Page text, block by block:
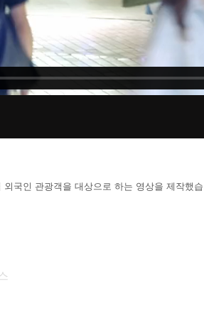
국인 관광객을 대상으로 하는 영상을 제작했